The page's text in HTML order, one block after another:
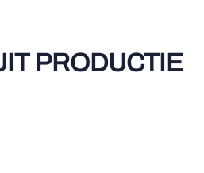
PRODUCTIE